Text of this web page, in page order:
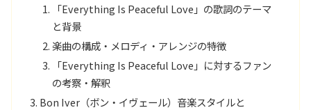
「Everything Is Peaceful Love」の歌詞のテーマ
と背景
楽曲の構成・メロディ・アレンジの特徴
「Everything Is Peaceful Love」に対するファン
の考察・解釈
Bon Iver（ボン・イヴェール）音楽スタイルと